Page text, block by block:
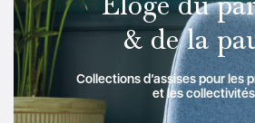
& de la
Collections d’assises pour les
et les collectivités